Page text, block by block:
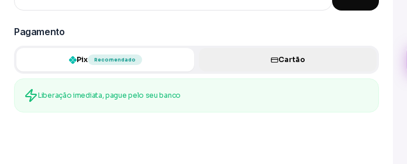
Pagamento
Pix Recomendado Cartão
Liberação imediata, pague pelo seu banco